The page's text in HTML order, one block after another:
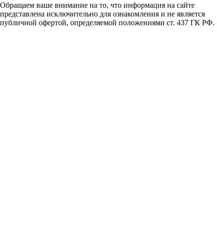
Обращаем ваше внимание на то, что информация на сайте
представлена исключительно для ознакомления и не является
публичной офертой, определяемой положениями ст. 437 ГК РФ.